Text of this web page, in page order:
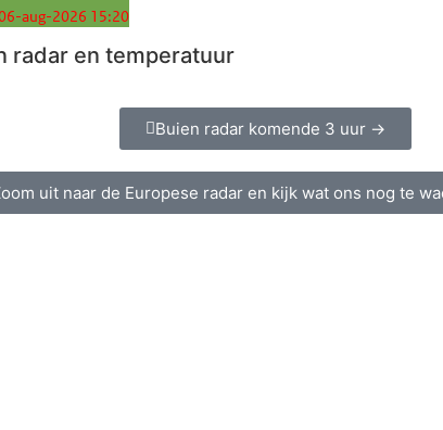
radar en temperatuur
Buien radar komende 3 uur →
uit naar de Europese radar en kijk wat ons nog te